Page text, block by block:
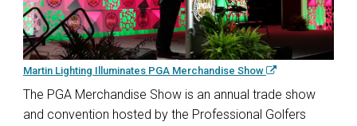
Martin Lighting Illuminates PGA Merchandise Show
The PGA Merchandise Show is an annual trade show
and convention hosted by the Professional Golfers